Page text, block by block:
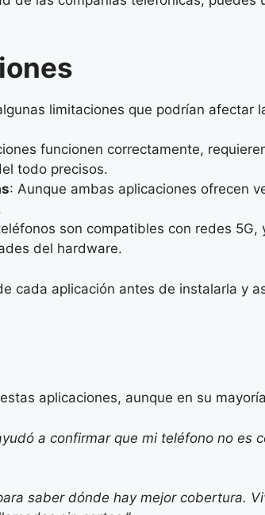
limitaciones que podrían afectar
funcionen correctamente,
todo precisos.
: Aunque ambas aplicaciones ofrecen
son compatibles con redes
del hardware.
cada aplicación antes de instalarla y
aplicaciones, aunque en su
a confirmar que mi teléfono no es
saber dónde hay mejor cobertura.